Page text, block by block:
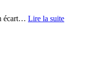
écart… Lire la suite